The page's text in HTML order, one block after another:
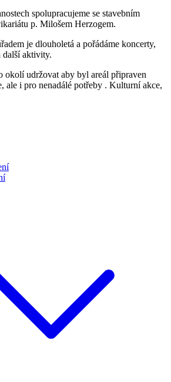
spolupracujeme se stavebním
p. Milošem Herzogem.
je dlouholetá a pořádáme koncerty,
další aktivity.
okolí udržovat aby byl areál připraven
ale i pro nenadálé potřeby . Kulturní akce,